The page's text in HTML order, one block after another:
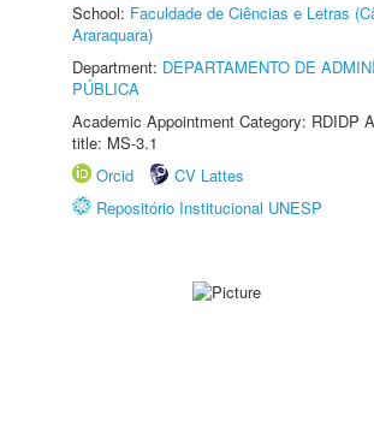
School: Faculdade de Ciências e Letras
Araraquara)
Department: DEPARTAMENTO DE
PÚBLICA
Academic Appointment Category: RDIDP
title: MS-3.1
Orcid
CV Lattes
Repositório Institucional UNESP